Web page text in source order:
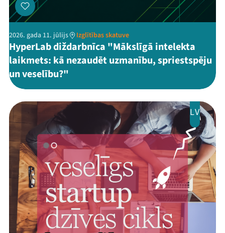
2026. gada 11. jūlijs Izglītības skatuve
HyperLab diždarbnīca "Mākslīgā intelekta
laikmets: kā nezaudēt uzmanību, spriestspēju
un veselību?"
LV